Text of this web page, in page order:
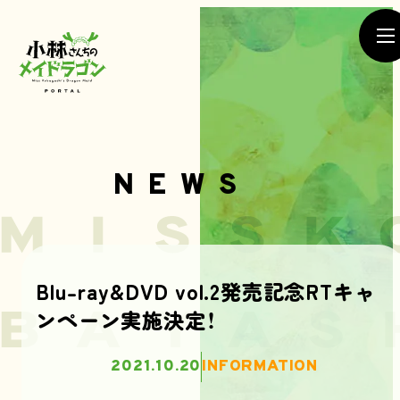
SEASON1
SEASON2
MOVIE
NEWS
Blu-ray&DVD vol.2発売記念RTキャ
ンペーン実施決定！
2021.10.20INFORMATION